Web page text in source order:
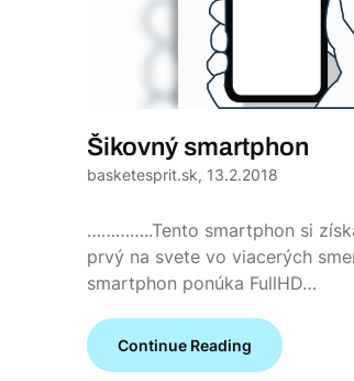
Šikovný smartphon
basketesprit.sk, 13.2.2018
…………..Tento smartphon si
prvý na svete vo viacerých
smartphon ponúka FullHD…
Continue Reading